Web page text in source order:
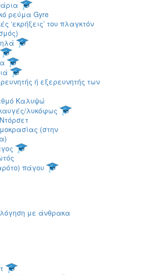
ρεύμα Gyre
‘εκρήξεις’ του πλαγκτόν
ή εξερευνητής των
Καλυψώ
λυκόφως
(στην
πάγου
με άνθρακα